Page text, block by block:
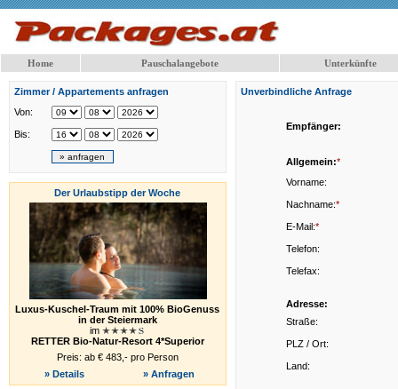
Home Pauschalangebote Unterkünfte
Zimmer / Appartements anfragen
Von:
Bis:
Der Urlaubstipp der Woche
Luxus-Kuschel-Traum mit 100% BioGenuss
in der Steiermark
im
RETTER Bio-Natur-Resort 4*Superior
Preis: ab € 483,- pro Person
» Details
» Anfragen
Unverbindliche Anfrage
Empfänger:
Allgemein:*
Vorname:
Nachname:*
E-Mail:*
Telefon:
Telefax:
Adresse:
Straße:
PLZ / Ort:
Land: